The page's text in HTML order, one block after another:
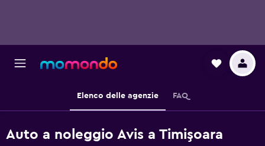
Elenco delle agenzie FAQ
Auto a noleggio Avis a Timişoara